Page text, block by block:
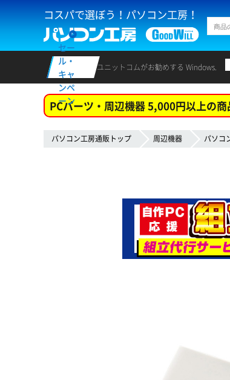
コスパで選ぼう！パソコン工房！
セー
ル・
キャ
ンペ
ーン
ユニットコムがお勧めする Windows.
PCパーツ・周辺機器 5,000円以上の商
パソコン工房通販トップ 周辺機器 パソコ